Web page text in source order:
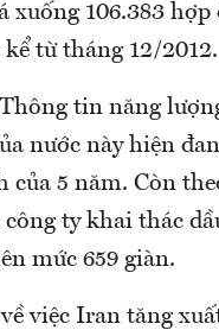
xuống 106.383
từ tháng 12/2012.
tin năng
nước này hiện
của 5 năm. Còn
ty khai thác
mức 659 giàn.
việc Iran tăng